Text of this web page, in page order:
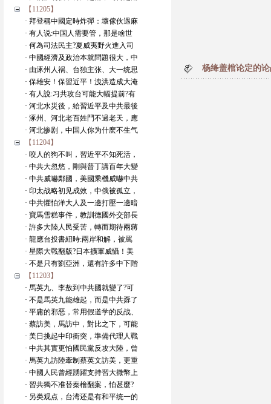
【11205】
· 拜登稱中國定時炸彈：壞傢伙遇麻
· 有人说:中国人需要管，那是啥世
· 何為司法民主?夏威夷野火進入司
· 中國經濟及政治本就問題很大，中
· 由涿州人祸、台独主张、大一统思
· 保雄安！保習近平！洩洪造成大淹
· 有人說:习共攻台可能大幅提前?有
· 河北水災後，給習近平及中共最後
· 涿州、河北老百姓鬥不過老天，應
· 河北惨剧，中国人你为什麽不生气
【11204】
· 咬人的狗不叫，習近平不知死活，
· 中共大忽悠，剛與普丁講百年大變
· 中共威嚇鄰國，美國乘機威嚇中共
· 印太战略初见成效，中俄被孤立，
· 中共懼怕洋大人及一邊打壓一邊暗
· 寶馬雪糕事件，教訓德國外交部長
· 許多大陸人民受苦，轉而期待兩蔣
· 龍應台投書紐時:兩岸和解，被罵
· 星際大戰翻版?日本擴軍威懾！美
· 不是只有劉亞洲，還有許多中下階
【11203】
· 馬英九、李敖到中共國就變了?可
· 不是馬英九能雄起，而是中共孬了
· 平庸的邪恶，常用假道学的反战、
· 蔡訪美，馬訪中，對比之下，可能
· 美日挑起中印衝突，準備代理人戰
· 中共其實更怕國民黨反攻大陸，曾
· 馬英九訪陸牽制蔡英文訪美，更重
· 中國人民曾經踴躍支持習大撒幣上
· 習共獨不准替秦檜翻案，怕甚麼?
· 另类观点，台湾还是有和平统一的
杨绛盖棺论定的